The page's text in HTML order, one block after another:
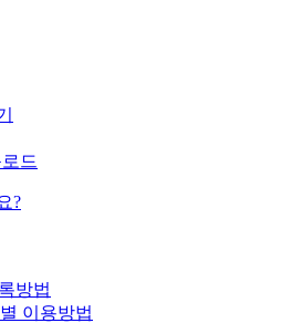
드
?
방법
이용방법